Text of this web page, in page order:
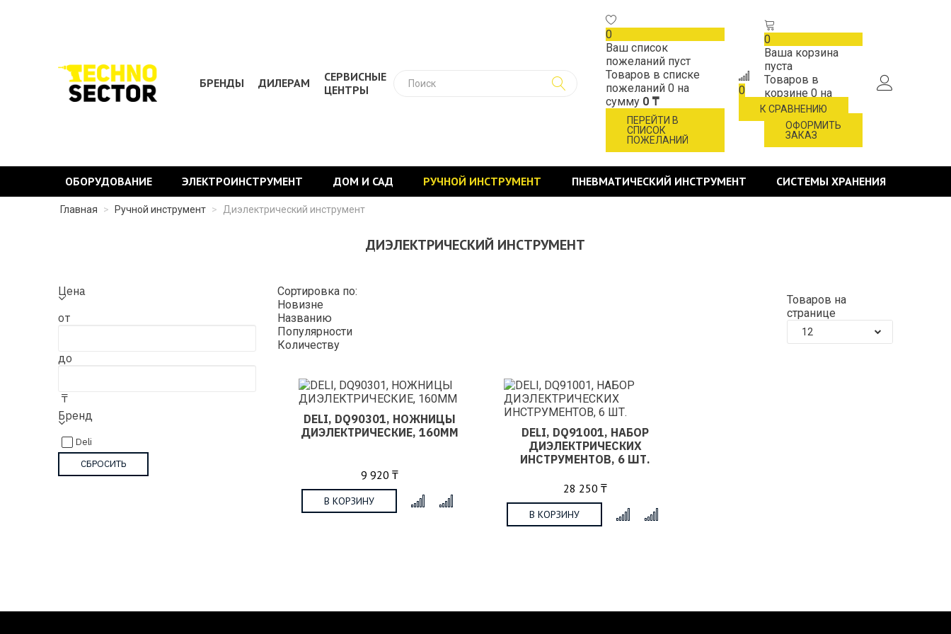
БРЕНДЫ ДИЛЕРАМ
СЕРВИСНЫЕ
ЦЕНТРЫ
0
Ваш список
пожеланий пуст
Товаров в списке
пожеланий 0 на
сумму 0 ₸
ПЕРЕЙТИ В
СПИСОК
ПОЖЕЛАНИЙ
0
К СРАВНЕНИЮ
0
Ваша корзина
пуста
Товаров в
корзине 0 на
сумму0 ₸
ОФОРМИТЬ
ЗАКАЗ
ОБОРУДОВАНИЕ ЭЛЕКТРОИНСТРУМЕНТ ДОМ И САД РУЧНОЙ ИНСТРУМЕНТ ПНЕВМАТИЧЕСКИЙ ИНСТРУМЕНТ СИСТЕМЫ ХРАНЕНИЯ
Главная > Ручной инструмент > Диэлектрический инструмент
ДИЭЛЕКТРИЧЕСКИЙ ИНСТРУМЕНТ
Цена
от
до
₸
Бренд
Deli
Сортировка по:
Новизне
Названию
Популярности
Количеству
Товаров на
странице
12
DELI, DQ90301, НОЖНИЦЫ
ДИЭЛЕКТРИЧЕСКИЕ, 160ММ
9 920 ₸
В КОРЗИНУ
DELI, DQ91001, НАБОР
ДИЭЛЕКТРИЧЕСКИХ
ИНСТРУМЕНТОВ, 6 ШТ.
28 250 ₸
В КОРЗИНУ